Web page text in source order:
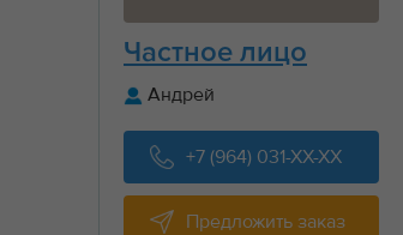
Частное лицо
Андрей
+7 (964) 031-XX-XX
Предложить заказ